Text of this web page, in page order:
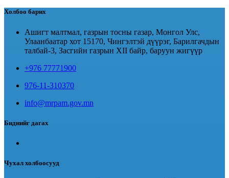
Холбоо барих
Ашигт малтмал, газрын тосны газар, Монгол Улс,
Улаанбаатар хот 15170, Чингэлтэй дүүрэг, Барилгачдын
талбай-3, Засгийн газрын XII байр, баруун жигүүр
+976 77771900
976-11-310370
info@mrpam.gov.mn
Биднийг дагах
Чухал холбоосууд